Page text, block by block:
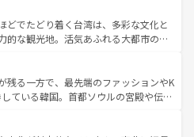
。 なお、新着のアメリカ
覧を参照してほしい。
で訪れる人々を迎えてくれるハワイの
カルフードやハワイアンミュージッ
ンスなど、すべてがハワイの魅力を彩
お、新着のハワイ情報
参照してほしい。
央部にそびえるウルル（エアーズロッ
美しい原生林やケアンズの熱帯雨林な
さん。また、カフェやワイン、オージ
ィも充実しており、サーフィンやダイ
など、アウトドア好きにはたまらな
の多彩な魅力を存分に味わいつくそ
どでたどり着く台湾は、多彩な文化と
的な観光地。活気あふれる大都市の台
地帯である台湾東部など、都市の喧騒
存しており、訪れる人に新しい発見と
れる。また、奥深い台湾の食文化も魅
スイーツなど、バラエティ豊かな料理
残る一方で、最先端のファッションやK
ている韓国。首都ソウルの宮殿や伝統
せば四季折々の自然美を楽しむことが